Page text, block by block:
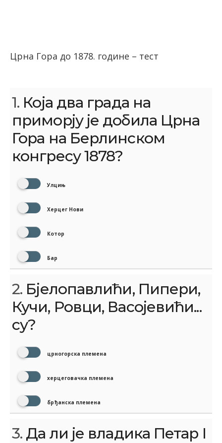
Црна Гора до 1878. године – тест
1. Која два града на
приморју је добила Црна
Гора на Берлинском
конгресу 1878?
Улцињ
Херцег Нови
Котор
Бар
2. Бјелопавлићи, Пипери,
Кучи, Ровци, Васојевићи...
су?
црногорска племена
херцеговачка племена
брђанска племена
3. Да ли је владика Петар I